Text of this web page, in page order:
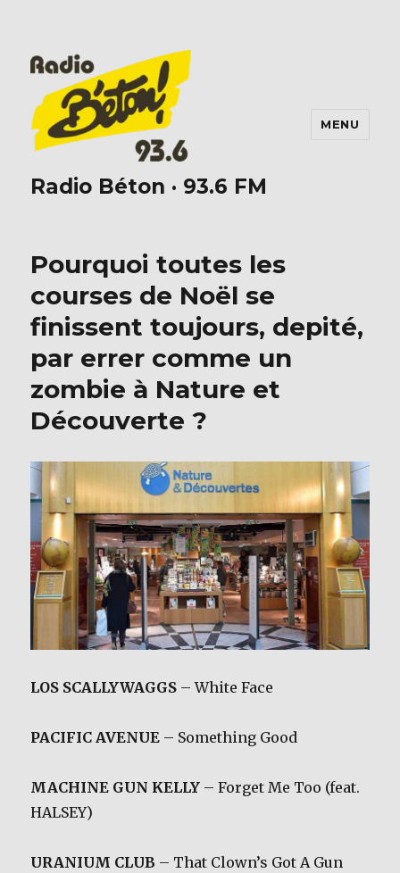
Radio Béton · 93.6 FM
MENU
Pourquoi toutes les
courses de Noël se
finissent toujours, depité,
par errer comme un
zombie à Nature et
Découverte ?
LOS SCALLYWAGGS – White Face
PACIFIC AVENUE – Something Good
MACHINE GUN KELLY – Forget Me Too (feat.
HALSEY)
URANIUM CLUB – That Clown’s Got A Gun